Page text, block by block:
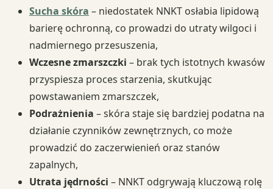
Sucha skóra – niedostatek NNKT osłabia lipidową
barierę ochronną, co prowadzi do utraty wilgoci i
nadmiernego przesuszenia,
Wczesne zmarszczki – brak tych istotnych kwasów
przyspiesza proces starzenia, skutkując
powstawaniem zmarszczek,
Podrażnienia – skóra staje się bardziej podatna na
działanie czynników zewnętrznych, co może
prowadzić do zaczerwienień oraz stanów
zapalnych,
Utrata jędrności – NNKT odgrywają kluczową rolę